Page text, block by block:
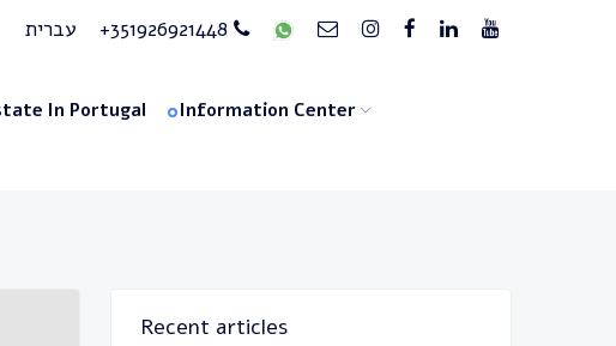
עברית +351926921448
In Portugal Information Center
Recent articles